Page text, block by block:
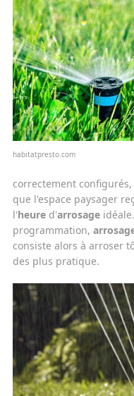
habitatpresto.com
correctement
que l'espace paysager
l'heured'arrosage
programmation,
consiste alors à arroser
des plus pratique.